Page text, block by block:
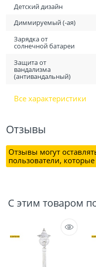
Детский дизайн
Диммируемый (-ая)
Зарядка от
солнечной батареи
Защита от
вандализма
(антивандальный)
Все характеристики
Отзывы
Отзывы могут
пользователи,
С этим товаром